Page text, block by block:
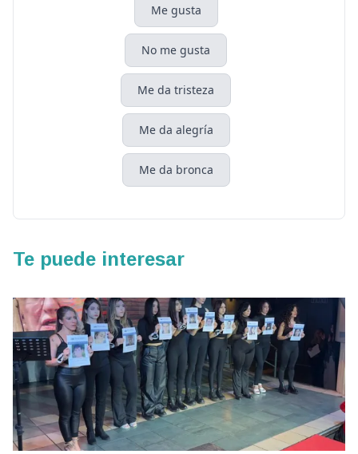
Me gusta
No me gusta
Me da tristeza
Me da alegría
Me da bronca
Te puede interesar